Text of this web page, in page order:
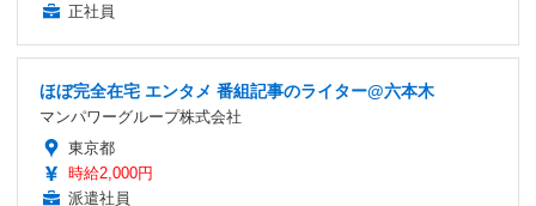
正社員
ほぼ完全在宅 エンタメ 番組記事のライター@六本木
マンパワーグループ株式会社
東京都
時給2,000円
派遣社員